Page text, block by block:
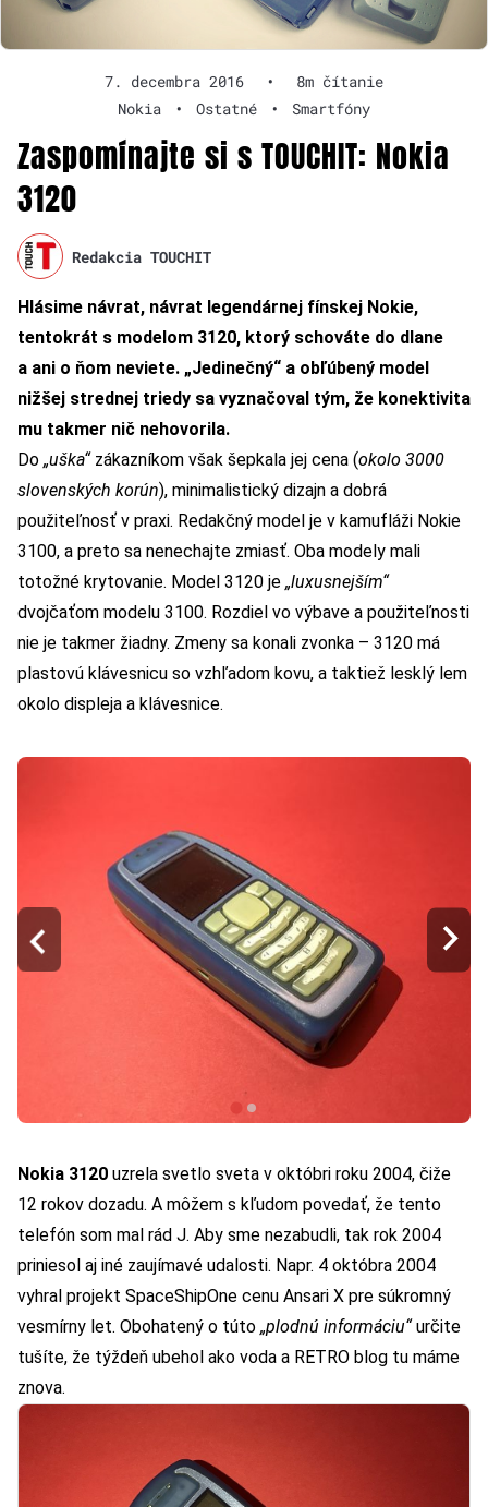
7. decembra 2016 •
8m čítanie
Nokia
• Ostatné • Smartfóny
Zaspomínajte si s TOUCHIT: Nokia
3120
Redakcia TOUCHIT
Hlásime návrat, návrat legendárnej fínskej Nokie,
tentokrát s modelom 3120, ktorý schováte do dlane
a ani o ňom neviete. „Jedinečný“ a obľúbený model
nižšej strednej triedy sa vyznačoval tým, že konektivita
mu takmer nič nehovorila.
Do „uška“ zákazníkom však šepkala jej cena (okolo 3000
slovenských korún), minimalistický dizajn a dobrá
použiteľnosť v praxi. Redakčný model je v kamufláži Nokie
3100, a preto sa nenechajte zmiasť. Oba modely mali
totožné krytovanie. Model 3120 je „luxusnejším“
dvojčaťom modelu 3100. Rozdiel vo výbave a použiteľnosti
nie je takmer žiadny. Zmeny sa konali zvonka – 3120 má
plastovú klávesnicu so vzhľadom kovu, a taktiež lesklý lem
okolo displeja a klávesnice.
Nokia 3120 uzrela svetlo sveta v októbri roku 2004, čiže
12 rokov dozadu. A môžem s kľudom povedať, že tento
telefón som mal rád J. Aby sme nezabudli, tak rok 2004
priniesol aj iné zaujímavé udalosti. Napr. 4 októbra 2004
vyhral projekt SpaceShipOne cenu Ansari X pre súkromný
vesmírny let. Obohatený o túto „plodnú informáciu“ určite
tušíte, že týždeň ubehol ako voda a RETRO blog tu máme
znova.